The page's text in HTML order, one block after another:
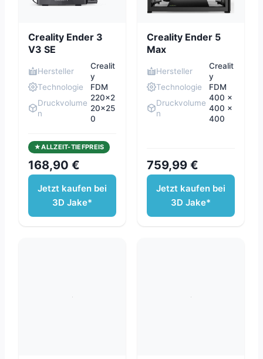
Creality Ender 3
V3 SE
Hersteller
Crealit
y
Technologie
FDM
Druckvolume
n
220x2
20x25
0
ALLZEIT-TIEFPREIS
168,90 €
Jetzt kaufen bei
3D Jake*
Creality Ender 5
Max
Hersteller
Crealit
y
Technologie
FDM
Druckvolume
n
400 x
400 x
400
759,99 €
Jetzt kaufen bei
3D Jake*